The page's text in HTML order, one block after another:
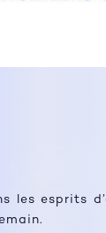
les esprits